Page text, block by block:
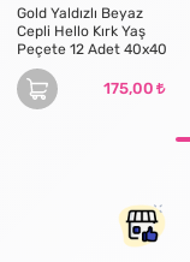
Gold Yaldızlı Beyaz
Cepli Hello Kırk Yaş
Peçete 12 Adet 40x40
175,00